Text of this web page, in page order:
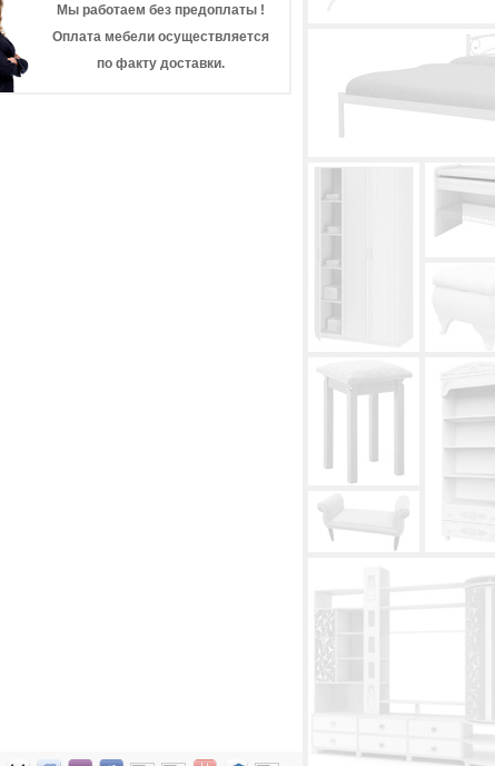
Мы работаем без предоплаты !
Оплата мебели осуществляется
по факту доставки.